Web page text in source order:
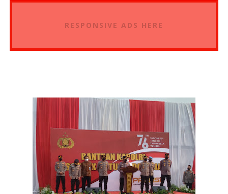
RESPONSIVE ADS HERE